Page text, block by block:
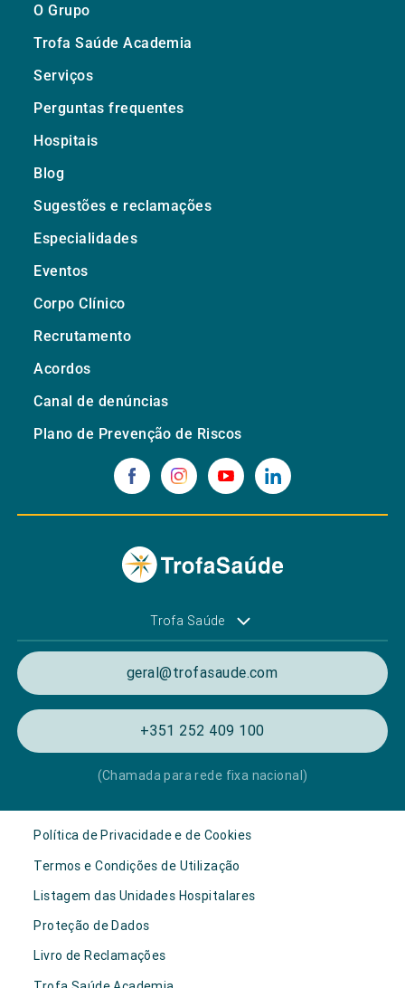
O Grupo
Trofa Saúde Academia
Serviços
Perguntas frequentes
Hospitais
Blog
Sugestões e reclamações
Especialidades
Eventos
Corpo Clínico
Recrutamento
Acordos
Canal de denúncias
Plano de Prevenção de Riscos
Trofa Saúde
geral@trofasaude.com
+351 252 409 100
(Chamada para rede fixa nacional)
Política de Privacidade e de Cookies
Termos e Condições de Utilização
Listagem das Unidades Hospitalares
Proteção de Dados
Livro de Reclamações